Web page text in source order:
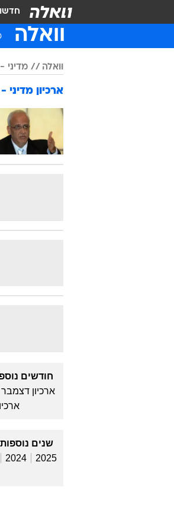
וואלה
וואלה מדיני
ארכיון מדיני -
חודשים
ארכיון דצמבר 2009
שנים נוספות
2025
2024